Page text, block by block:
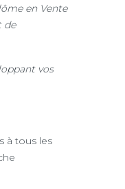
en Vente
de
vos
à tous les